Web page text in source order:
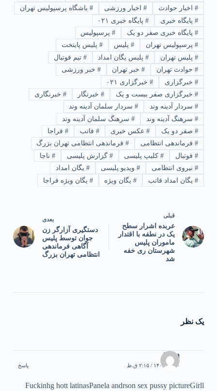
#اخبار حوادث #اخبار ورزشی # باشگاه پرسپولیس تهران
#پایگاه خبری #پایگاه خبری ۰۲۱
#پایگاه خبری صفر دو یک #پرسپولیس
#پرسپولیس تهران #پلیس # پلیس پایتخت
#پلیس تهران #پلیس یگان امداد # تیم فوتبال
#حوادث تهران #خبر تهران # خبر ورزشی
#خبرگزاری #خبرگزاری ۰۲۱
#خبرگزاری صفر بیست و یک #خبرنگار # خبرنگاری
#سردار آدینه وند #سردار سلمان آدینه وند
#سرهنگ آدینه وند #سرهنگ سلمان آدینه وند
#صفر دو یک #عکس خبری # فاتب # فراجا
#فرماندهی انتظامی #فرماندهی انتظامی تهران بزرگ
#فوتبال #کلیپ پلیسی # گزارش پلیسی # ناجا
#نیروی انتظامی #ویدیو پلیسی # یگان امداد
#یگان امداد فاتب #یگان ویژه # یگان ویژه فراجا
قبلی
عربده اشرار سطح
یک در نطفه با اقتدار
ماموران پلیس
شهرستان ری خفه
شد
بعدی
دستگیری آزارگر زن
جوان توسط پلیس
آگاهی فرماندهی
انتظامی تهران بزرگ
یک نظر
Alma
۳۰ تیر ۱۴۰۵ / ۲:۱۵ ق.ظ پاسخ
Fuckinhg hott latinasPanela andrson sex pussy pictureGirll